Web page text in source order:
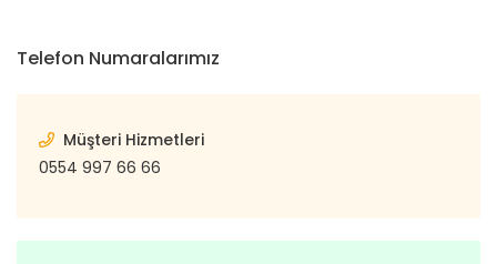
Telefon Numaralarımız
Müşteri Hizmetleri
0554 997 66 66